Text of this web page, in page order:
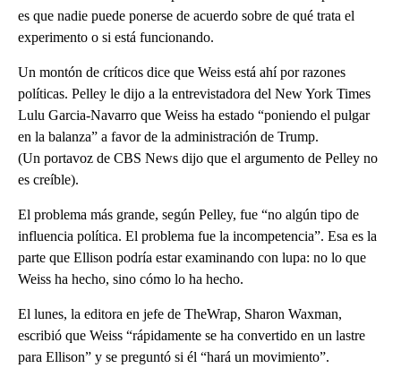
es que nadie puede ponerse de acuerdo sobre de qué trata el
experimento o si está funcionando.
Un montón de críticos dice que Weiss está ahí por razones
políticas. Pelley le dijo a la entrevistadora del New York Times
Lulu Garcia-Navarro que Weiss ha estado “poniendo el pulgar
en la balanza” a favor de la administración de Trump.
(Un portavoz de CBS News dijo que el argumento de Pelley no
es creíble).
El problema más grande, según Pelley, fue “no algún tipo de
influencia política. El problema fue la incompetencia”. Esa es la
parte que Ellison podría estar examinando con lupa: no lo que
Weiss ha hecho, sino cómo lo ha hecho.
El lunes, la editora en jefe de TheWrap, Sharon Waxman,
escribió que Weiss “rápidamente se ha convertido en un lastre
para Ellison” y se preguntó si él “hará un movimiento”.